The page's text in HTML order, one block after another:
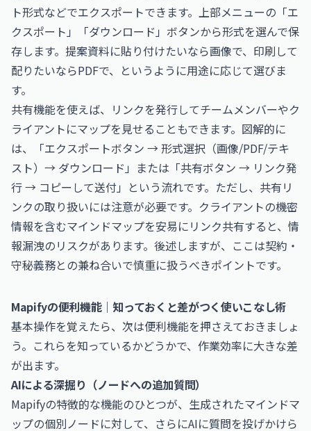
ト形式などでエクスポートできます。上部メニューの「エ
クスポート」「ダウンロード」ボタンから形式を選んで保
存します。提案資料に貼り付けたいなら画像で、印刷して
配りたいならPDFで、というように用途に応じて選びま
す。
共有機能を使えば、リンクを発行してチームメンバーやク
ライアントにマップを見せることもできます。図解的に
は、「エクスポートボタン → 形式選択（画像/PDF/テキ
スト）→ ダウンロード」または「共有ボタン → リンク発
行 → コピーして送付」という流れです。ただし、共有リ
ンクの取り扱いには注意が必要です。クライアントの機密
情報を含むマインドマップを安易にリンク共有すると、情
報漏洩のリスクがあります。後述しますが、ここは契約・
守秘義務との兼ね合いで慎重に扱うべきポイントです。
Mapifyの便利機能｜知っておくと差がつく使いこなし術
基本操作を覚えたら、次は便利機能を押さえておきましょ
う。これらを知っているかどうかで、作業効率に大きな差
が出ます。
AIによる深掘り（ノードへの追加質問）
Mapifyの特徴的な機能のひとつが、生成されたマインドマ
ップの個別ノードに対して、さらにAIに質問を投げかけら